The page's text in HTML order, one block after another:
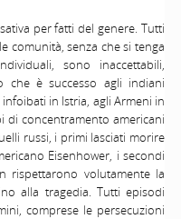
per fatti del genere. Tutti
comunità, senza che si tenga
sono inaccettabili,
che è successo agli indiani
infoibati in Istria, agli Armeni in
di concentramento americani
russi, i primi lasciati morire
Eisenhower, i secondi
rispettarono volutamente la
alla tragedia. Tutti episodi
comprese le persecuzioni